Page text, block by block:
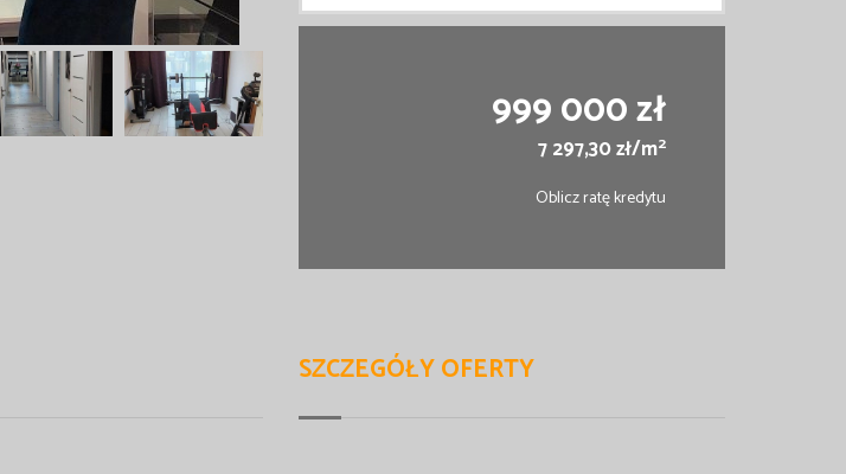
999 000 zł
7 297,30 zł/m2
Oblicz ratę kredytu
SZCZEGÓŁY OFERTY